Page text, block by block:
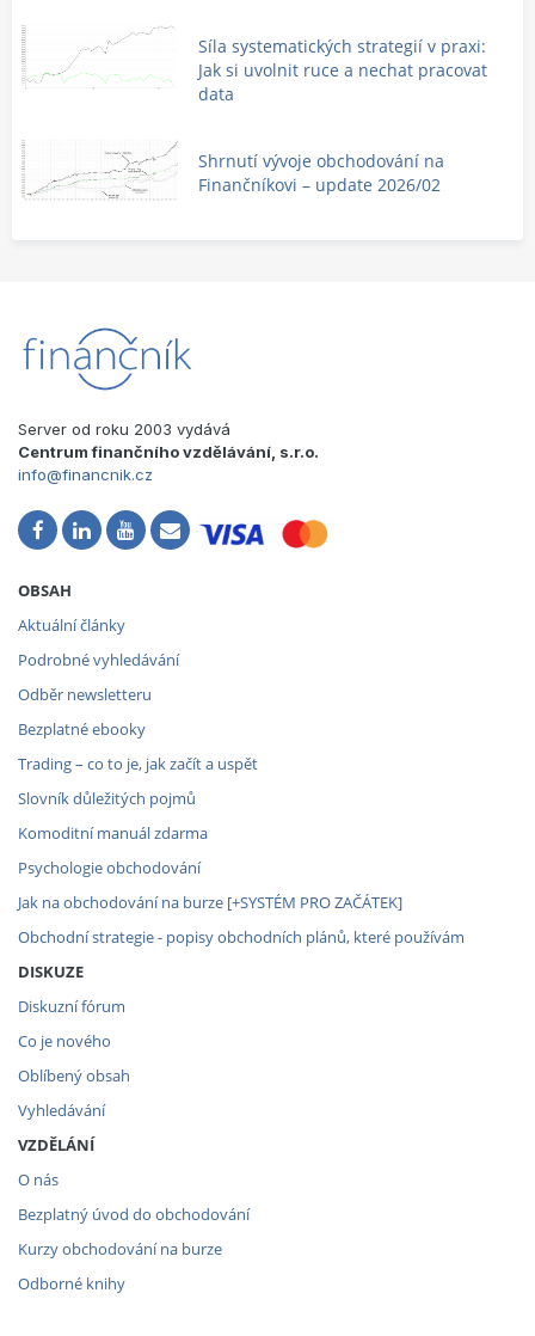
Síla systematických strategií v praxi:
Jak si uvolnit ruce a nechat pracovat
data
Shrnutí vývoje obchodování na
Finančníkovi – update 2026/02
Server od roku 2003 vydává
Centrum finančního vzdělávání, s.r.o.
info@financnik.cz
OBSAH
Aktuální články
Podrobné vyhledávání
Odběr newsletteru
Bezplatné ebooky
Trading – co to je, jak začít a uspět
Slovník důležitých pojmů
Komoditní manuál zdarma
Psychologie obchodování
Jak na obchodování na burze [+SYSTÉM PRO ZAČÁTEK]
Obchodní strategie - popisy obchodních plánů, které používám
DISKUZE
Diskuzní fórum
Co je nového
Oblíbený obsah
Vyhledávání
VZDĚLÁNÍ
O nás
Bezplatný úvod do obchodování
Kurzy obchodování na burze
Odborné knihy